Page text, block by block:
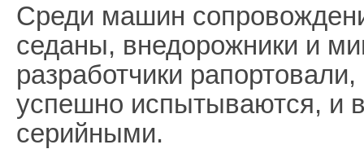
Среди машин
седаны, внедорожники и
разработчики
успешно испытываются, и
серийными.